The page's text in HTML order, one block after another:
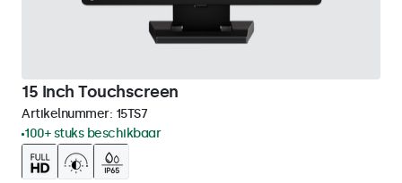
15 Inch Touchscreen
Artikelnummer: 15TS7
100+ stuks beschikbaar